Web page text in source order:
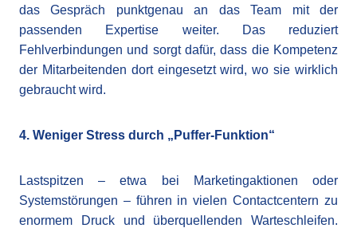
das Gespräch punktgenau an das Team mit der
passenden Expertise weiter. Das reduziert
Fehlverbindungen und sorgt dafür, dass die Kompetenz
der Mitarbeitenden dort eingesetzt wird, wo sie wirklich
gebraucht wird.
4. Weniger Stress durch „Puffer-Funktion“
Lastspitzen – etwa bei Marketingaktionen oder
Systemstörungen – führen in vielen Contactcentern zu
enormem Druck und überquellenden Warteschleifen.